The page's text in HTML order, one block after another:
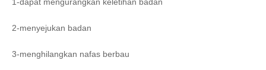
1-dapat mengurangkan keletihan badan
2-menyejukan badan
3-menghilangkan nafas berbau